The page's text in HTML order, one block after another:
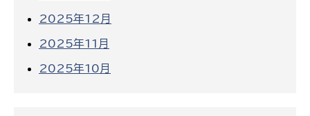
2025年12月
2025年11月
2025年10月